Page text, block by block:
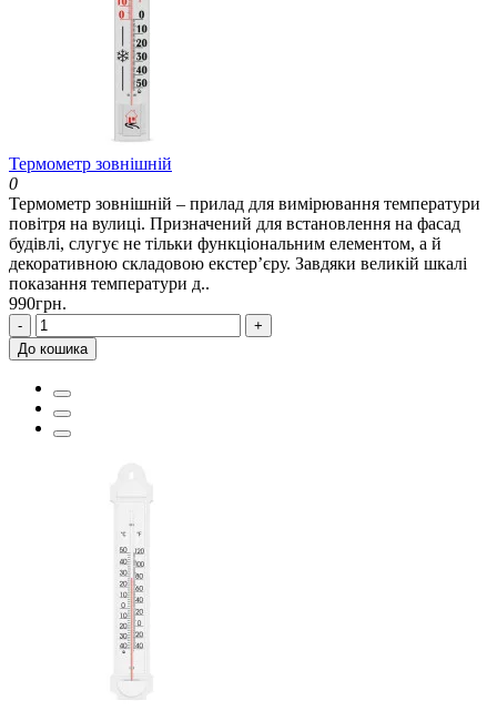
Термометр зовнішній
0
Термометр зовнішній – прилад для вимірювання температури
повітря на вулиці. Призначений для встановлення на фасад
будівлі, слугує не тільки функціональним елементом, а й
декоративною складовою екстер’єру. Завдяки великій шкалі
показання температури д..
990грн.
-
+
До кошика